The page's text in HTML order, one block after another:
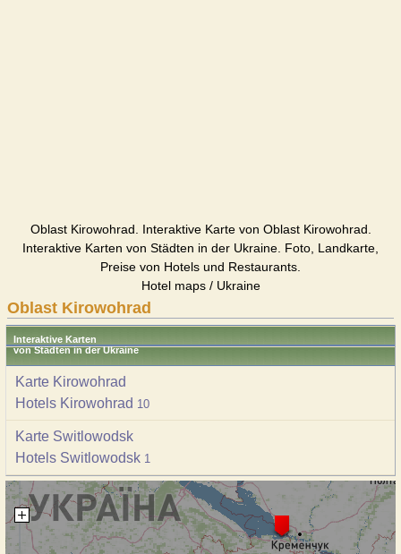
Oblast Kirowohrad. Interaktive Karte von Oblast Kirowohrad.
Interaktive Karten von Städten in der Ukraine. Foto, Landkarte,
Preise von Hotels und Restaurants.
Hotel maps / Ukraine
Oblast Kirowohrad
Interaktive Karten
von Städten in der Ukraine
Karte Kirowohrad
Hotels Kirowohrad 10
Karte Switlowodsk
Hotels Switlowodsk 1